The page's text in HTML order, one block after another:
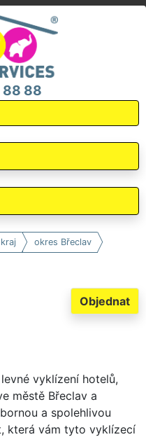
88
okres Břeclav
Objednat
vyklízení hotelů,
městě Břeclav a
a spolehlivou
která vám tyto vyklízecí